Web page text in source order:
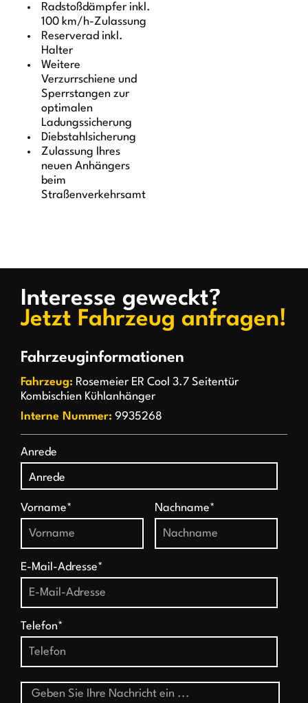
Radstoßdämpfer inkl.
100 km/h-Zulassung
Reserverad inkl.
Halter
Weitere
Verzurrschiene und
Sperrstangen zur
optimalen
Ladungssicherung
Diebstahlsicherung
Zulassung Ihres
neuen Anhängers
beim
Straßenverkehrsamt
Interesse geweckt?
Jetzt Fahrzeug anfragen!
Fahrzeuginformationen
Fahrzeug: Rosemeier ER Cool 3.7 Seitentür
Kombischien Kühlanhänger
Interne Nummer: 9935268
Anrede
Vorname* Nachname*
E-Mail-Adresse*
Telefon*